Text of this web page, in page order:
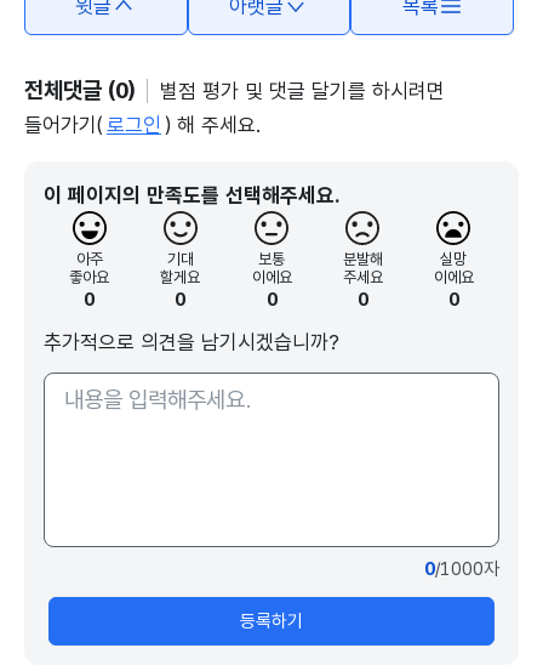
윗글 아랫글 목록
전체댓글 (0)
별점 평가 및 댓글 달기를 하시려면
들어가기( 로그인 ) 해 주세요.
이 페이지의 만족도를 선택해주세요.
아주
좋아요
0
기대
할게요
0
보통
이에요
0
분발해
주세요
0
실망
이에요
0
추가적으로 의견을 남기시겠습니까?
0/1000자
등록하기